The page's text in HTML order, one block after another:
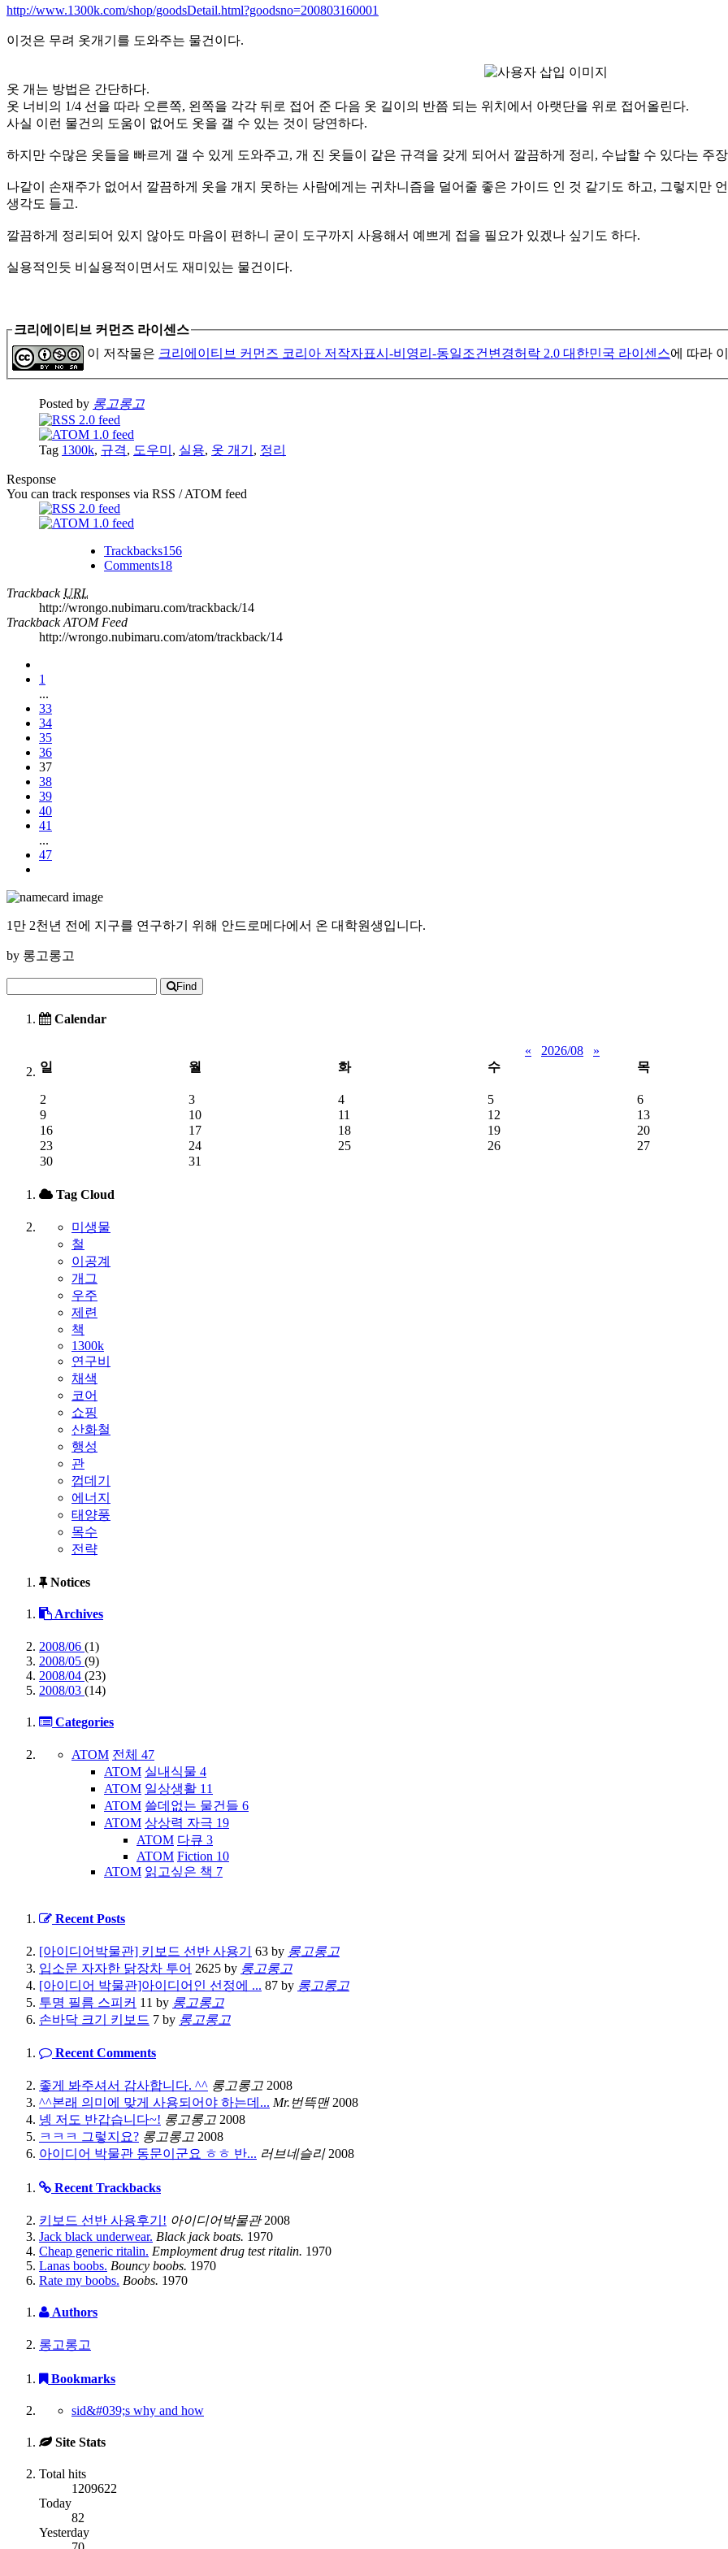
http://www.1300k.com/shop/goodsDetail.html?goodsno=200803160001
이것은 무려 옷개기를 도와주는 물건이다.
옷 개는 방법은 간단하다.
옷 너비의 1/4 선을 따라 오른쪽, 왼쪽을 각각 뒤로 접어 준 다음 옷 길이의 반쯤 되는 위치에서 아랫단을 위로 접어올린다.
사실 이런 물건의 도움이 없어도 옷을 갤 수 있는 것이 당연하다.
하지만 수많은 옷들을 빠르게 갤 수 있게 도와주고, 개 진 옷들이 같은 규격을 갖게 되어서 깔끔하게 정리, 수납할 수 있다는 주
나같이 손재주가 없어서 깔끔하게 옷을 개지 못하는 사람에게는 귀차니즘을 덜어줄 좋은 가이드 인 것 같기도 하고, 그렇지만
생각도 들고.
깔끔하게 정리되어 있지 않아도 마음이 편하니 굳이 도구까지 사용해서 예쁘게 접을 필요가 있겠나 싶기도 하다.
실용적인듯 비실용적이면서도 재미있는 물건이다.
크리에이티브 커먼즈 라이센스
이 저작물은 크리에이티브 커먼즈 코리아 저작자표시-비영리-동일조건변경허락 2.0 대한민국 라이센스에 따라
Posted by 롱고롱고
Tag 1300k, 규격, 도우미 , 실용, 옷 개기 , 정리
Response
You can track responses via RSS / ATOM feed
Trackbacks156
Comments18
Trackback URL
http://wrongo.nubimaru.com/trackback/14
Trackback ATOM Feed
http://wrongo.nubimaru.com/atom/trackback/14
1
...
33
34
35
36
37
38
39
40
41
...
47
1만 2천년 전에 지구를 연구하기 위해 안드로메다에서 온 대학원생입니다.
by 롱고롱고
Find
Calendar
« 2026/08
»
일
월 화 수 목
2
3 4 5 6
9
10 11 12 13
16
17 18 19 20
23
24 25 26 27
30
31
Tag Cloud
미생물
철
이공계
개그
우주
제련
책
1300k
연구비
채색
코어
쇼핑
산화철
행성
관
껍데기
에너지
태양풍
목수
전략
Notices
Archives
2008/06 (1)
2008/05 (9)
2008/04 (23)
2008/03 (14)
Categories
ATOM 전체 47
ATOM 실내식물 4
ATOM 일상생활 11
ATOM 쓸데없는 물건들 6
ATOM 상상력 자극 19
ATOM 다큐 3
ATOM Fiction 10
ATOM 읽고싶은 책 7
Recent Posts
[아이디어박물관] 키보드 선반 사용기 63 by 롱고롱고
입소문 자자한 닭장차 투어 2625 by 롱고롱고
[아이디어 박물관]아이디어인 선정에 ... 87 by 롱고롱고
투명 필름 스피커 11 by 롱고롱고
손바닥 크기 키보드 7 by 롱고롱고
Recent Comments
좋게 봐주셔서 감사합니다. ^^ 롱고롱고 2008
^^본래 의미에 맞게 사용되어야 하는데... Mr.번뜩맨 2008
넹 저도 반갑습니다~! 롱고롱고 2008
ㅋㅋㅋ 그렇지요? 롱고롱고 2008
아이디어 박물관 동문이군요 ㅎㅎ 반... 러브네슬리 2008
Recent Trackbacks
키보드 선반 사용후기! 아이디어박물관 2008
Jack black underwear. Black jack boats. 1970
Cheap generic ritalin. Employment drug test ritalin. 1970
Lanas boobs. Bouncy boobs. 1970
Rate my boobs. Boobs. 1970
Authors
롱고롱고
Bookmarks
sid&#039;s why and how
Site Stats
Total hits
1209622
Today
82
Yesterday